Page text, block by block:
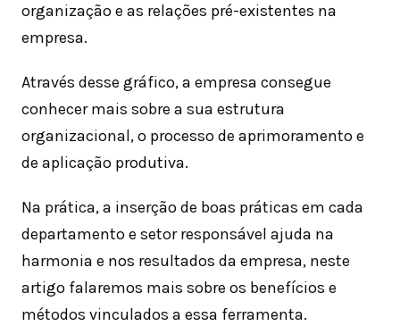
organização e as relações pré-existentes na
empresa.
Através desse gráfico, a empresa consegue
conhecer mais sobre a sua estrutura
organizacional, o processo de aprimoramento e
de aplicação produtiva.
Na prática, a inserção de boas práticas em cada
departamento e setor responsável ajuda na
harmonia e nos resultados da empresa, neste
artigo falaremos mais sobre os benefícios e
métodos vinculados a essa ferramenta.